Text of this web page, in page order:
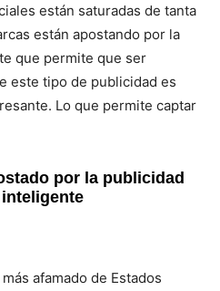
están saturadas de tanta
están apostando por la
que permite que ser
este tipo de publicidad es
Lo que permite captar
por la publicidad
afamado de Estados